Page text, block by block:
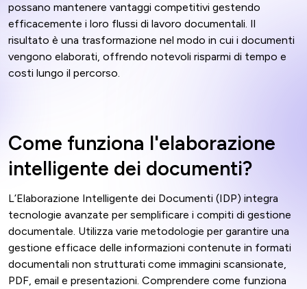
possano mantenere vantaggi competitivi gestendo
efficacemente i loro flussi di lavoro documentali. Il
risultato è una trasformazione nel modo in cui i documenti
vengono elaborati, offrendo notevoli risparmi di tempo e
costi lungo il percorso.
Come funziona l'elaborazione
intelligente dei documenti?
L’Elaborazione Intelligente dei Documenti (IDP) integra
tecnologie avanzate per semplificare i compiti di gestione
documentale. Utilizza varie metodologie per garantire una
gestione efficace delle informazioni contenute in formati
documentali non strutturati come immagini scansionate,
PDF, email e presentazioni. Comprendere come funziona